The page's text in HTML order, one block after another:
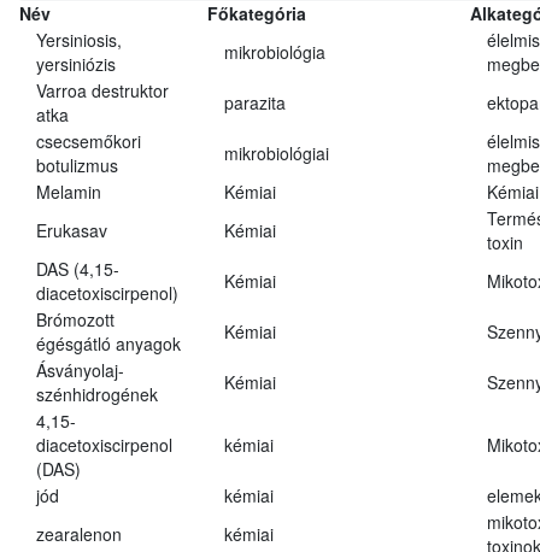
Név Főkategória
Yersiniosis,
yersiniózis
mikrobiológia
Varroa destruktor
atka
parazita
csecsemőkori
botulizmus
mikrobiológiai
Melamin
Kémiai
Kémiai
Erukasav
Kémiai
toxin
DAS (4,15-
diacetoxiscirpenol)
Kémiai
Brómozott
égésgátló anyagok
Kémiai
Ásványolaj-
szénhidrogének
Kémiai
4,15-
diacetoxiscirpenol
(DAS)
kémiai
jód kémiai
zearalenon
kémiai
toxinok